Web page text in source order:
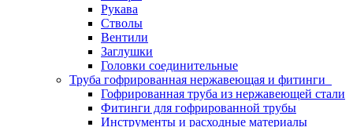
Рукава
Стволы
Вентили
Заглушки
Головки соединительные
Труба гофрированная нержавеющая и фитинги
Гофрированная труба из нержавеющей стали
Фитинги для гофрированной трубы
Инструменты и расходные материалы